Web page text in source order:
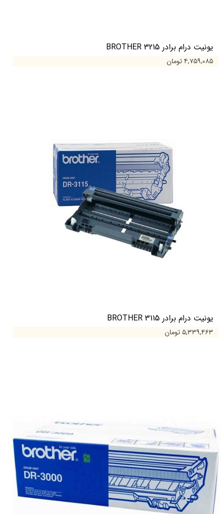
یونیت درام برادر BROTHER 3215
۴,۷۵۹,۰۸۵ تومان
یونیت درام برادر BROTHER 3115
۵,۳۳۹,۴۶۳ تومان